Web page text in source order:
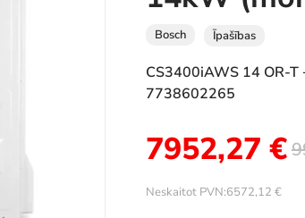
Bosch Īpašības
CS3400iAWS 14 OR-
7738602265
7952,27 €
Neskaitot PVN:6572,12 €